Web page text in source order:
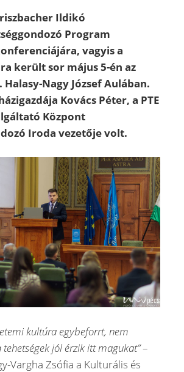
Ildikó
Program
vagyis a
került sor május 5-én az
Nagy József Aulában.
Kovács Péter, a PTE
Központ
Iroda vezetője volt.
kultúra egybeforrt, nem
tehetségek jól érzik itt magukat”–
Vargha Zsófia a Kulturális és